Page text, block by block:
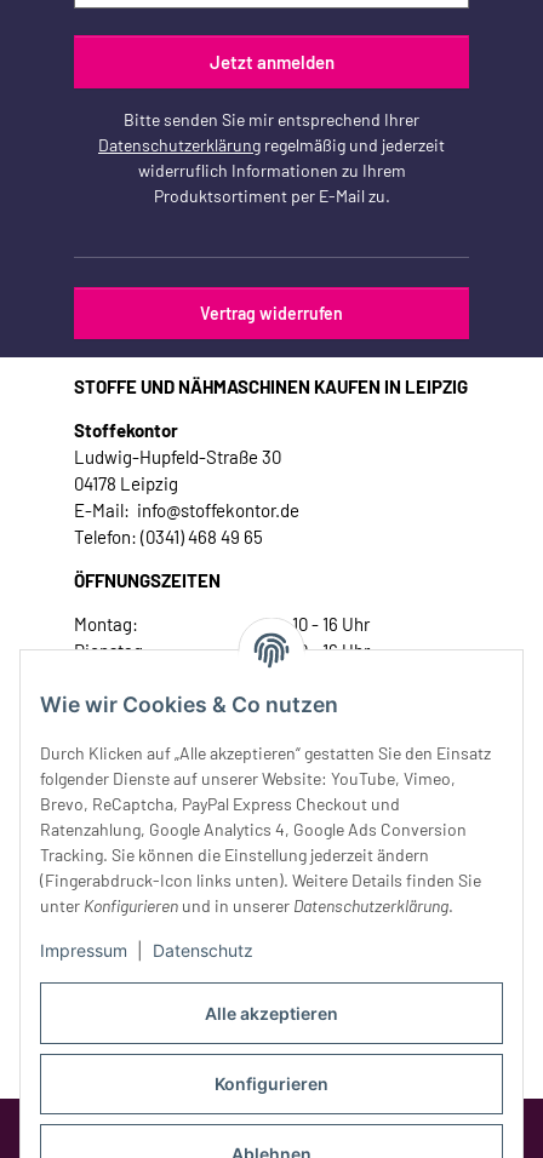
Alle akzeptieren
Konfigurieren
Wie wir Cookies & Co nutzen
Durch Klicken auf „Alle akzeptieren“ gestatten Sie den Einsatz
folgender Dienste auf unserer Website: YouTube, Vimeo,
Brevo, ReCaptcha, PayPal Express Checkout und
Ratenzahlung, Google Analytics 4, Google Ads Conversion
Tracking. Sie können die Einstellung jederzeit ändern
(Fingerabdruck-Icon links unten). Weitere Details finden Sie
unter Konfigurieren und in unserer Datenschutzerklärung.
Impressum Datenschutz
Jetzt anmelden
Bitte senden Sie mir entsprechend Ihrer
Datenschutzerklärung regelmäßig und jederzeit
widerruflich Informationen zu Ihrem
Produktsortiment per E-Mail zu.
Vertrag widerrufen
STOFFE UND NÄHMASCHINEN KAUFEN IN LEIPZIG
Stoffekontor
Ludwig-Hupfeld-Straße 30
04178 Leipzig
E-Mail: info@stoffekontor.de
Telefon: (0341) 468 49 65
ÖFFNUNGSZEITEN
Montag:
10 - 16 Uhr
Dienstag:
10 - 16 Uhr
Donnerstag:
10 - 18 Uhr
Samstag:
10 - 14 Uhr
Unser Service
Rechtliches
Google Analytics deaktivierenStatus: